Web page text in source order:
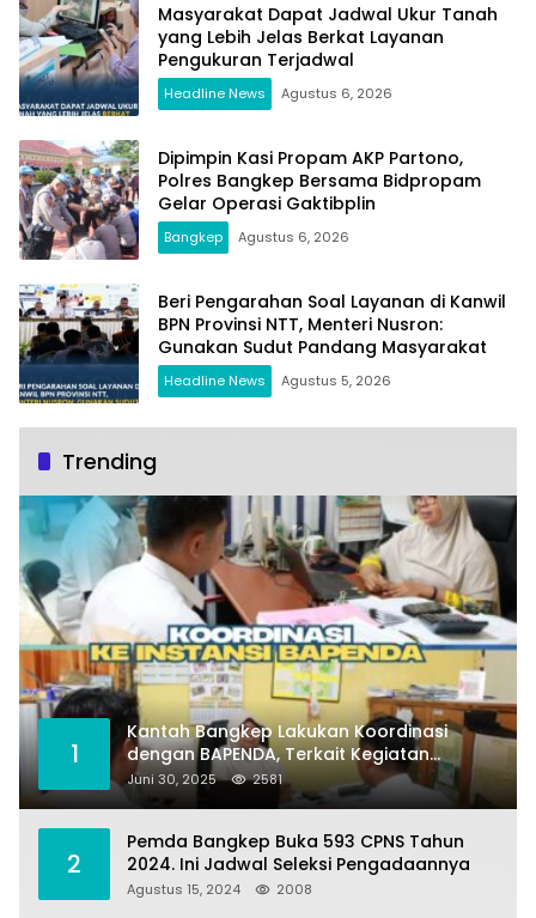
Masyarakat Dapat Jadwal Ukur Tanah
yang Lebih Jelas Berkat Layanan
Pengukuran Terjadwal
Headline News Agustus 6, 2026
Dipimpin Kasi Propam AKP Partono,
Polres Bangkep Bersama Bidpropam
Gelar Operasi Gaktibplin
Bangkep Agustus 6, 2026
Beri Pengarahan Soal Layanan di Kanwil
BPN Provinsi NTT, Menteri Nusron:
Gunakan Sudut Pandang Masyarakat
Headline News Agustus 5, 2026
Trending
1
Kantah Bangkep Lakukan Koordinasi
dengan BAPENDA, Terkait Kegiatan
Fasilitasi Penilaian Tanah dan Ekonomi
Pertanahan
Juni 30, 2025 2581
2
Pemda Bangkep Buka 593 CPNS Tahun
2024. Ini Jadwal Seleksi Pengadaannya
Agustus 15, 2024 2008